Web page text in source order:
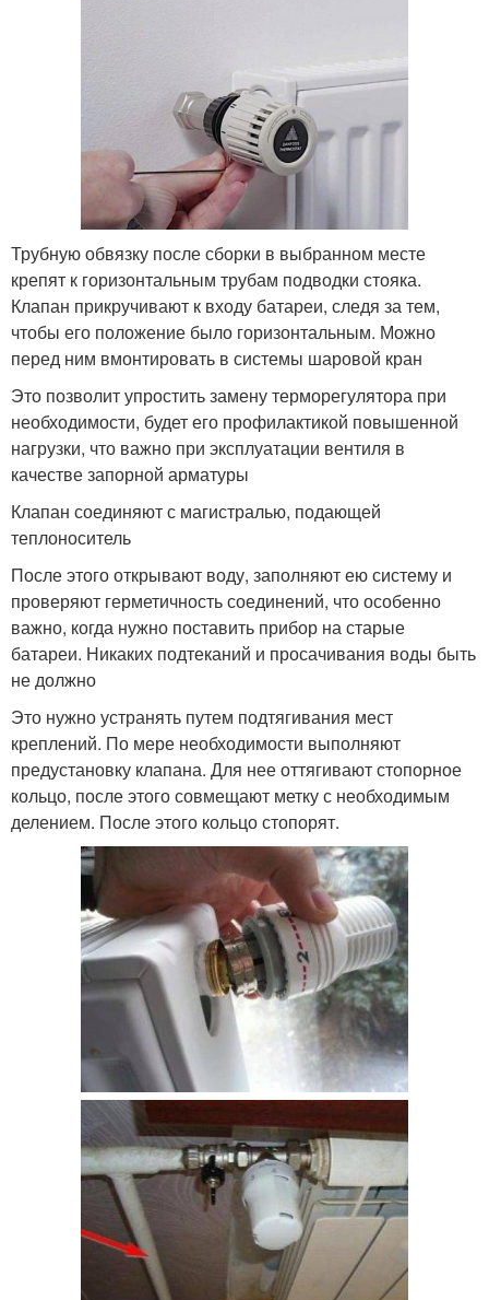
Трубную обвязку после сборки в выбранном месте
крепят к горизонтальным трубам подводки стояка.
Клапан прикручивают к входу батареи, следя за тем,
чтобы его положение было горизонтальным. Можно
перед ним вмонтировать в системы шаровой кран
Это позволит упростить замену терморегулятора при
необходимости, будет его профилактикой повышенной
нагрузки, что важно при эксплуатации вентиля в
качестве запорной арматуры
Клапан соединяют с магистралью, подающей
теплоноситель
После этого открывают воду, заполняют ею систему и
проверяют герметичность соединений, что особенно
важно, когда нужно поставить прибор на старые
батареи. Никаких подтеканий и просачивания воды быть
не должно
Это нужно устранять путем подтягивания мест
креплений. По мере необходимости выполняют
предустановку клапана. Для нее оттягивают стопорное
кольцо, после этого совмещают метку с необходимым
делением. После этого кольцо стопорят.